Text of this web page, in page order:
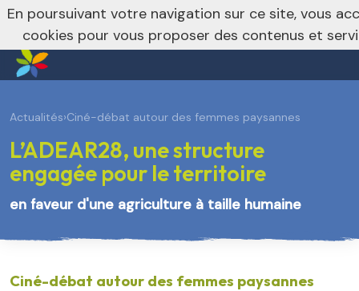
Vers le site régional
Actualités›Ciné-débat autour des femmes paysannes
L’ADEAR28, une structure
engagée pour le territoire
en faveur d'une agriculture à taille humaine
Ciné-débat autour des femmes paysannes
En poursuivant votre navigation sur ce site, vous
cookies pour vous proposer des contenus et